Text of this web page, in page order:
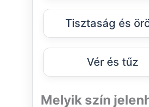
Tisztaság és
Vér és tűz
Melyik szín